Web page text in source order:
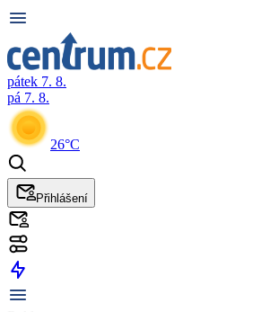
pátek 7. 8.
pá 7. 8.
26°C
Přihlášení